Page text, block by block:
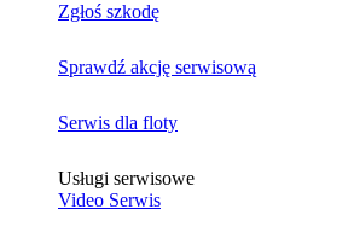
Zgłoś szkodę
Sprawdź akcję serwisową
Serwis dla floty
Usługi serwisowe
Video Serwis